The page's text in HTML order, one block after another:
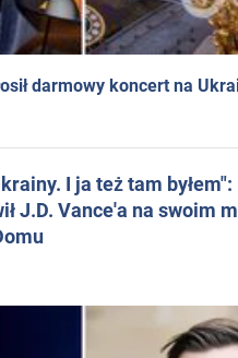
darmowy koncert na
I ja też tam
J.D. Vance'a na swoim